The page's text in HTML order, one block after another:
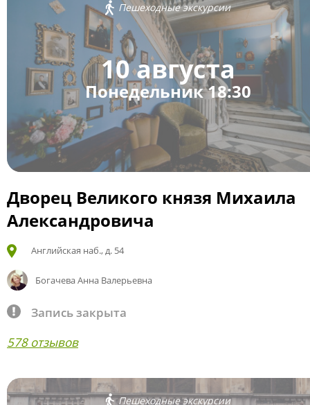
Пешеходные экскурсии
10 августа
Понедельник 18:30
Дворец Великого князя Михаила
Александровича
Английская наб., д. 54
Богачева Анна Валерьевна
Запись закрыта
578 отзывов
Пешеходные экскурсии